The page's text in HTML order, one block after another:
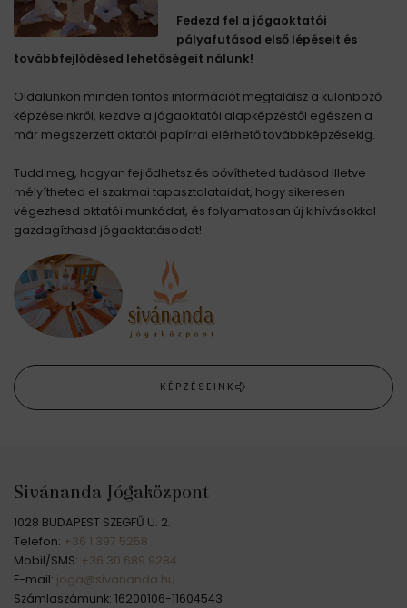
Fedezd fel a jógaoktatói
pályafutásod első lépéseit és
továbbfejlődésed lehetőségeit nálunk!
Oldalunkon minden fontos információt megtalálsz a különböző
képzéseinkről, kezdve a jógaoktatói alapképzéstől egészen a
már megszerzett oktatói papírral elérhető továbbképzésekig.
Tudd meg, hogyan fejlődhetsz és bővítheted tudásod illetve
mélyítheted el szakmai tapasztalataidat, hogy sikeresen
végezhesd oktatói munkádat, és folyamatosan új kihívásokkal
gazdagíthasd jógaoktatásodat!
KÉPZÉSEINK
Sivánanda Jógaközpont
1028 BUDAPEST SZEGFŰ U. 2.
Telefon: +36 1 397 5258
Mobil/SMS: +36 30 689 9284
E-mail: joga@sivananda.hu
Számlaszámunk: 16200106-11604543